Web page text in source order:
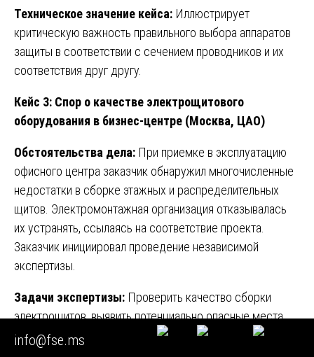
Техническое значение кейса: Иллюстрирует
критическую важность правильного выбора аппаратов
защиты в соответствии с сечением проводников и их
соответствия друг другу.
Кейс 3: Спор о качестве электрощитового
оборудования в бизнес-центре (Москва, ЦАО)
Обстоятельства дела: При приемке в эксплуатацию
офисного центра заказчик обнаружил многочисленные
недостатки в сборке этажных и распределительных
щитов. Электромонтажная организация отказывалась
их устранять, ссылаясь на соответствие проекта.
Заказчик инициировал проведение независимой
экспертизы.
Задачи экспертизы: Проверить качество сборки
электрощитов, выявить потенциально опасные места,
оценить правильность выбора защит и обеспечение
info@fse.ms